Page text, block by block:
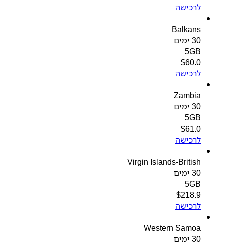
לרכישה
Balkans
5GB
$60.0
לרכישה
Zambia
5GB
$61.0
לרכישה
Virgin Islands-British
5GB
$218.9
לרכישה
Western Samoa